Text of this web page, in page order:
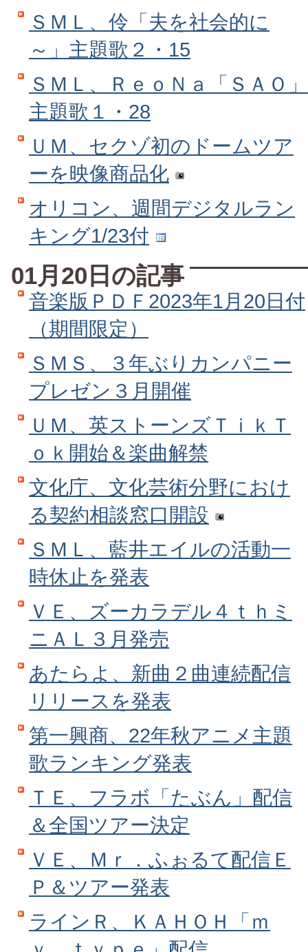
ＳＭＬ、伶「夫を社会的に
～」主題歌２・15
ＳＭＬ、ＲｅｏＮａ「ＳＡＯ」
主題歌１・28
ＵＭ、セクゾ初のドームツア
ーを映像商品化
オリコン、週間デジタルラン
キング1/23付
01月20日の記事
音楽版ＰＤＦ2023年1月20日付
（期間限定）
ＳＭＳ、３年ぶりカンパニー
プレゼン３月開催
ＵＭ、英ストーンズＴｉｋＴ
ｏｋ開始＆楽曲解禁
文化庁、文化芸術分野におけ
る契約相談窓口開設
ＳＭＬ、藍井エイルの活動一
時休止を発表
ＶＥ、ズーカラデル４ｔｈミ
ニＡＬ３月発売
あたらよ、新曲２曲連続配信
リリースを発表
第一興商、22年秋アニメ主題
歌ランキング発表
ＴＥ、フラボ「たぶん」配信
＆全国ツアー決定
ＶＥ、Ｍｒ．ふぉるて配信Ｅ
Ｐ＆ツアー発表
ラインＲ、ＫＡＨＯＨ「ｍ